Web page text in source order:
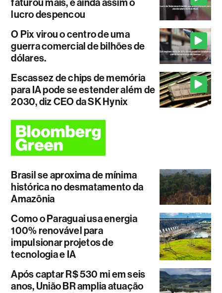
faturou mais, e ainda assim o
lucro despencou
O Pix virou o centro de uma
guerra comercial de bilhões de
dólares.
Escassez de chips de memória
para IA pode se estender além de
2030, diz CEO da SK Hynix
Brasil se aproxima de mínima
histórica no desmatamento da
Amazônia
Como o Paraguai usa energia
100% renovável para
impulsionar projetos de
tecnologia e IA
Após captar R$ 530 mi em seis
anos, União BR amplia atuação